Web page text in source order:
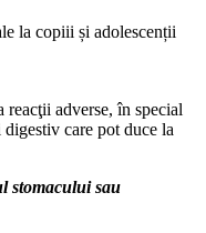
la copiii și adolescenții
adverse, în special
care pot duce la
stomacului sau